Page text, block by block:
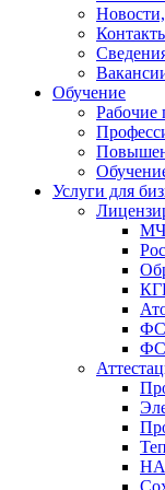
Обучение
Рабочие
Услуги для